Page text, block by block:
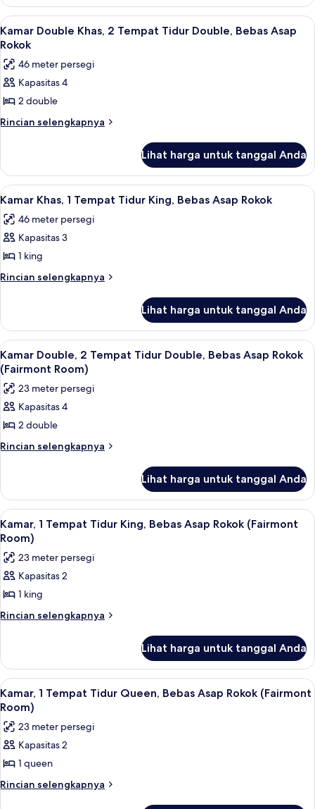
King,
Bebas
Asap
Rokok
Mewah,
1
Tempat
King,
Bebas
Rokok
Lihat
semua
foto
untuk
Kamar
Double
Khas,
Tidur
Double,
Bebas
Asap
Rokok
Kamar Double Khas, 2 Tempat
4
Kamar Double Khas, 2 Tempat Tidur Double, Bebas Asap
Rokok
46 meter persegi
Kapasitas 4
2 double
Rincian selengkapnya
Rincian
Kamar
Double
Khas,
Tempat
Tidur
Bebas
Asap
Rokok
Lihat harga untuk tanggal Anda
Lihat
semua
foto
untuk
Kamar
Khas,
Tidur
King,
Bebas
Asap
Rokok
Kamar Khas, 1 Tempat Tidur King,
5
Kamar Khas, 1 Tempat Tidur King, Bebas Asap Rokok
46 meter persegi
Kapasitas 3
1 king
Rincian selengkapnya
Rincian
Kamar
Khas,
1
Tempat
Tidur
King,
Bebas
Rokok
Lihat harga untuk tanggal Anda
Lihat
semua
foto
untuk
Kamar
Double,
2
Double,
Bebas
Asap
Rokok
(Fairmont
Room)
Kamar Double, 2 Tempat Tidur
2
Kamar Double, 2 Tempat Tidur Double, Bebas Asap Rokok
(Fairmont Room)
23 meter persegi
Kapasitas 4
2 double
Rincian selengkapnya
Rincian
Kamar
Double,
2
Tempat
Double,
Bebas
Rokok
(Fairmont
Room)
Lihat harga untuk tanggal Anda
Lihat
semua
foto
untuk
Kamar,
1
Tempat
Bebas
Asap
Rokok
(Fairmont
Room)
Seprai premium, bantalan ekstra
3
Kamar, 1 Tempat Tidur King, Bebas Asap Rokok (Fairmont
Room)
23 meter persegi
Kapasitas 2
1 king
Rincian selengkapnya
Rincian
Kamar,
Tempat
Tidur
Bebas
Asap
(Fairmont
Room)
Lihat harga untuk tanggal Anda
Lihat
semua
foto
untuk
Kamar,
1
Tempat
Seprai premium, bantalan ekstra
3
Kamar, 1 Tempat Tidur Queen, Bebas Asap Rokok (Fairmont
Room)
23 meter persegi
Kapasitas 2
1 queen
Rincian selengkapnya
Rincian